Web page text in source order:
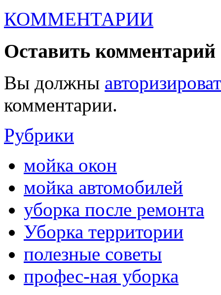
КОММЕНТАРИИ
Оставить комментарий
Вы должны
комментарии.
Рубрики
мойка окон
мойка автомобилей
уборка после ремонта
Уборка территории
полезные советы
профес-ная уборка